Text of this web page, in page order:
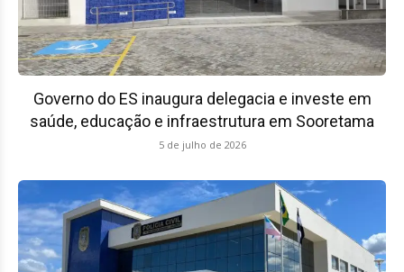
Governo do ES inaugura delegacia e investe em
saúde, educação e infraestrutura em Sooretama
5 de julho de 2026